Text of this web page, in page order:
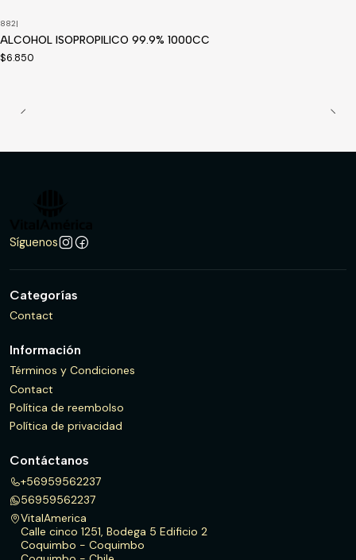
882|
ALCOHOL ISOPROPILICO 99.9% 1000CC
$6.850
Síguenos
Categorías
Contact
Información
Términos y Condiciones
Contact
Política de reembolso
Política de privacidad
Contáctanos
+56959562237
56959562237
VitalAmerica
Calle cinco 1251, Bodega 5 Edificio 2
Coquimbo - Coquimbo